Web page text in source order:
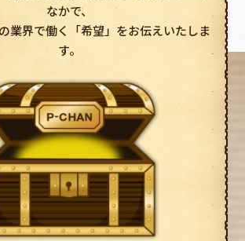
なかで、
業界で働く「希望」をお伝えいたしま
す。